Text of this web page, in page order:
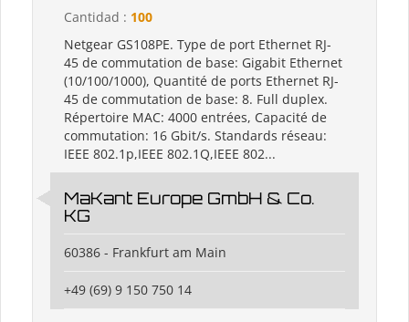
Cantidad : 100
Netgear GS108PE. Type de port Ethernet RJ-
45 de commutation de base: Gigabit Ethernet
(10/100/1000), Quantité de ports Ethernet RJ-
45 de commutation de base: 8. Full duplex.
Répertoire MAC: 4000 entrées, Capacité de
commutation: 16 Gbit/s. Standards réseau:
IEEE 802.1p,IEEE 802.1Q,IEEE 802...
MaKant Europe GmbH & Co.
KG
60386 - Frankfurt am Main
+49 (69) 9 150 750 14